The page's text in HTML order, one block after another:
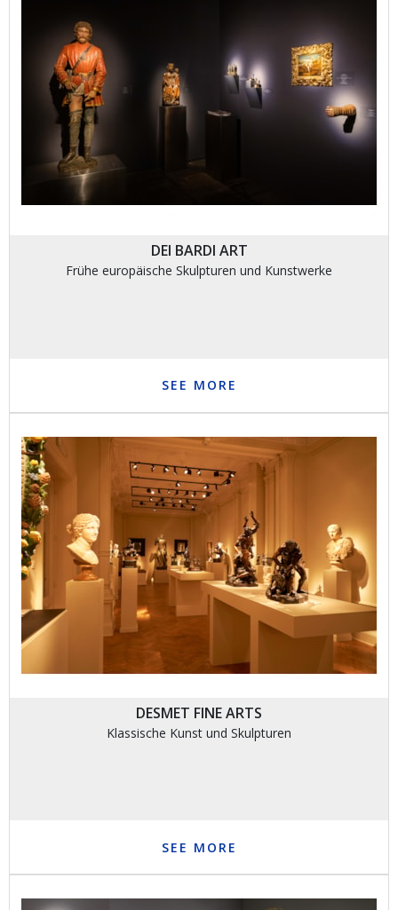
DEI BARDI ART
Frühe europäische Skulpturen und Kunstwerke
SEE MORE
DESMET FINE ARTS
Klassische Kunst und Skulpturen
SEE MORE